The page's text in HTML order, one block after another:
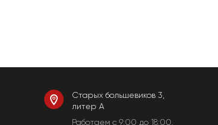
Старых большевиков 3,
литер А
Работаем c 9:00 до 18:00.